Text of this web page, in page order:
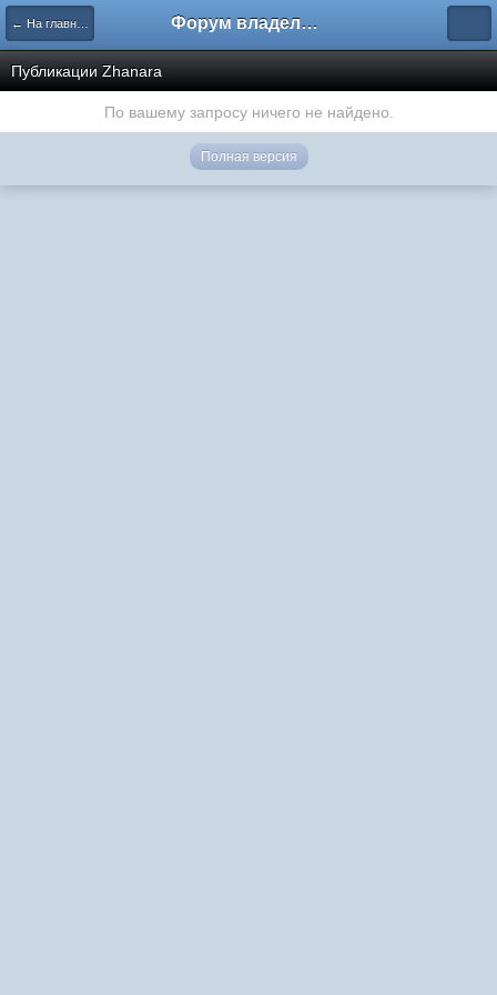
← На главную Форум владельцев интернет-магазинов
Публикации Zhanara
По вашему запросу ничего не найдено.
Полная версия